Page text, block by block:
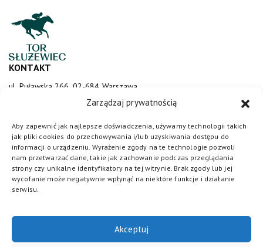
Zarządzaj prywatnością
Aby zapewnić jak najlepsze doświadczenia, używamy technologii takich
jak pliki cookies do przechowywania i/lub uzyskiwania dostępu do
informacji o urządzeniu. Wyrażenie zgody na te technologie pozwoli
nam przetwarzać dane, takie jak zachowanie podczas przeglądania
strony czy unikalne identyfikatory na tej witrynie. Brak zgody lub jej
wycofanie może negatywnie wpłynąć na niektóre funkcje i działanie
serwisu.
Akceptuj
KONTAKT
ul. Puławska 266, 02-684 Warszawa
sluzewiec@totalizator.pl
KONTAKT DLA MEDIÓW
media@torsluzewiec.pl
DOŁĄCZ DO NAS